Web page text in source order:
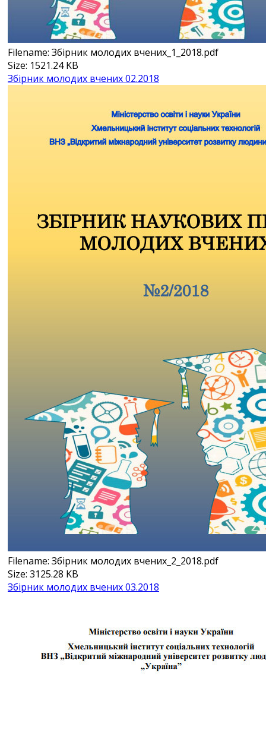
Filename: Збірник молодих вчених_1_2018.pdf
Size: 1521.24 KB
Збірник молодих вчених 02.2018
Filename: Збірник молодих вчених_2_2018.pdf
Size: 3125.28 KB
Збірник молодих вчених 03.2018